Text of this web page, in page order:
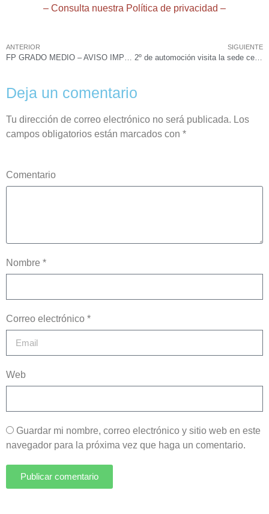
– Consulta nuestra Política de privacidad –
ANTERIOR SIGUIENTE
Deja un comentario
Tu dirección de correo electrónico no será publicada. Los
campos obligatorios están marcados con *
Comentario
Nombre *
Correo electrónico *
Web
Guardar mi nombre, correo electrónico y sitio web en este
navegador para la próxima vez que haga un comentario.
Publicar comentario